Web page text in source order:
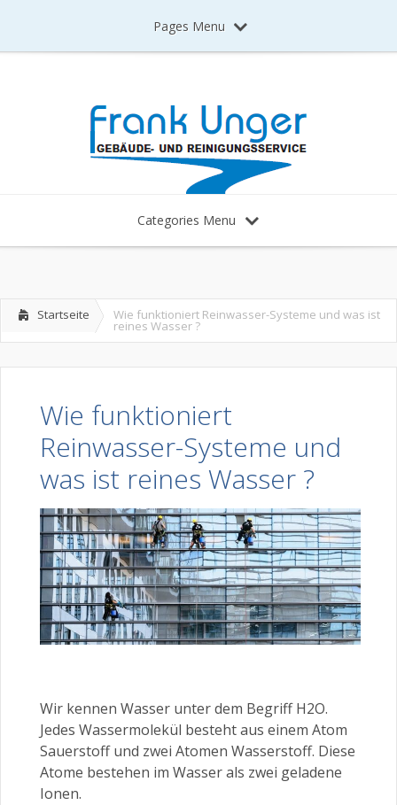
Pages Menu
Categories Menu
Startseite Wie funktioniert Reinwasser-Systeme und was ist
reines Wasser ?
Wie funktioniert
Reinwasser-Systeme und
was ist reines Wasser ?
Wir kennen Wasser unter dem Begriff H2O.
Jedes Wassermolekül besteht aus einem Atom
Sauerstoff und zwei Atomen Wasserstoff. Diese
Atome bestehen im Wasser als zwei geladene
Ionen.